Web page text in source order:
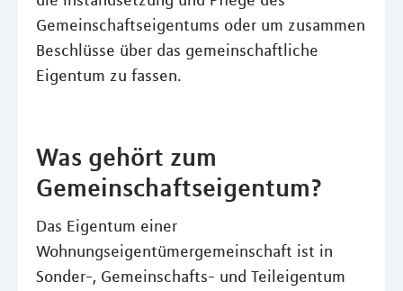
Gemeinschaftseigentums oder um zusammen
Beschlüsse über das gemeinschaftliche
Eigentum zu fassen.
Was gehört zum
Gemeinschaftseigentum?
Das Eigentum einer
Wohnungseigentümergemeinschaft ist in
Sonder-, Gemeinschafts- und Teileigentum